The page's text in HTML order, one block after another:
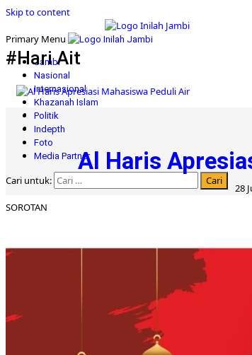
Skip to content
Primary Menu
Jambi
Nasional
Internasional
Khazanah Islam
Politik
Indepth
Foto
Media Partner
Cari untuk:
#Hari Ait
Al Haris
28
SOROTAN